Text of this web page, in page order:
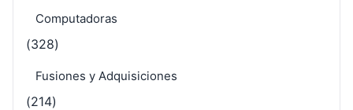
Computadoras
(328)
Fusiones y Adquisiciones
(214)